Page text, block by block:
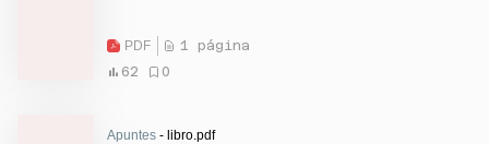
PDF
1 página
62
0
Apuntes - libro.pdf